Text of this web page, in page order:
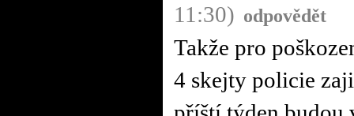
11:30) odpovědět
Takže pro
4 skejty policie